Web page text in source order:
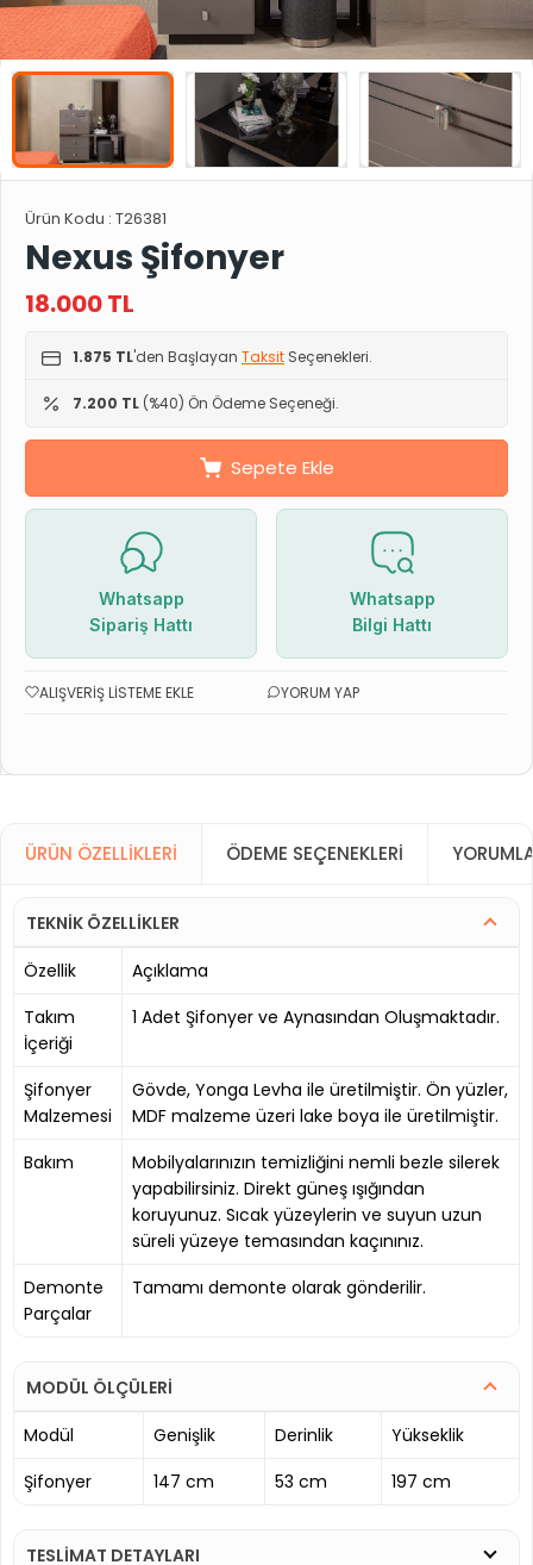
Ürün Kodu : T26381
Nexus Şifonyer
18.000TL
1.875 TL'den Başlayan Taksit Seçenekleri.
7.200 TL (%40) Ön Ödeme Seçeneği.
Sepete Ekle
Whatsapp
Sipariş Hattı
Whatsapp
Bilgi Hattı
ALIŞVERIŞ LISTEME EKLE YORUM YAP
ÜRÜN ÖZELLIKLERI ÖDEME SEÇENEKLERI
TEKNİK ÖZELLİKLER
Özellik
Açıklama
Takım
İçeriği
1 Adet Şifonyer ve Aynasından Oluşmaktadır.
Şifonyer
Malzemesi
Gövde, Yonga Levha ile üretilmiştir. Ön yüzler,
MDF malzeme üzeri lake boya ile üretilmiştir.
Bakım
Mobilyalarınızın temizliğini nemli bezle silerek
yapabilirsiniz. Direkt güneş ışığından
koruyunuz. Sıcak yüzeylerin ve suyun uzun
süreli yüzeye temasından kaçınınız.
Demonte
Parçalar
Tamamı demonte olarak gönderilir.
MODÜL ÖLÇÜLERİ
Modül
Genişlik Derinlik
Yükseklik
Şifonyer
147 cm 53 cm 197 cm
TESLİMAT DETAYLARI